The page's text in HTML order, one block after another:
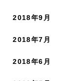
2018年9月
2018年7月
2018年6月